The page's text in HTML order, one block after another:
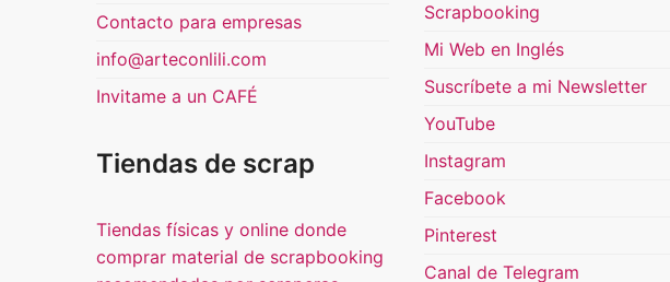
Contacto para empresas
info@arteconlili.com
Invitame a un CAFÉ
Tiendas de scrap
Tiendas físicas y online donde
comprar material de scrapbooking
Scrapbooking
Mi Web en Inglés
Suscríbete a mi Newsletter
YouTube
Instagram
Facebook
Pinterest
Canal de Telegram